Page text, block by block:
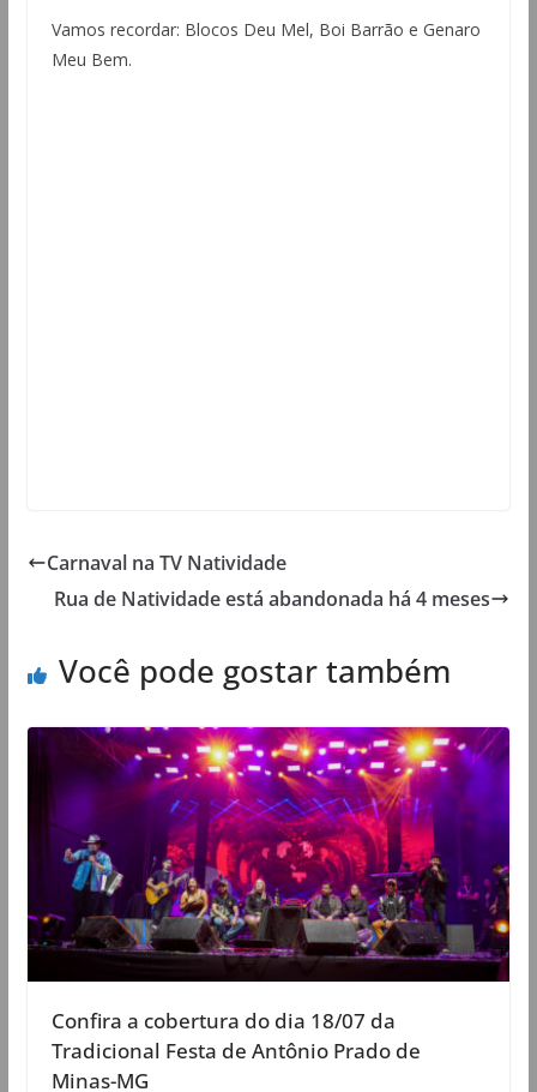
Vamos recordar: Blocos Deu Mel, Boi Barrão e Genaro
Meu Bem.
Carnaval na TV Natividade
Rua de Natividade está abandonada há 4 meses
Você pode gostar também
Confira a cobertura do dia 18/07 da
Tradicional Festa de Antônio Prado de
Minas-MG